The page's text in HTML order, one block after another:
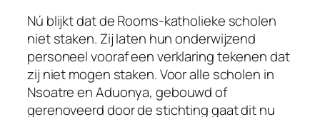
Nú blijkt dat de Rooms-katholieke scholen
niet staken. Zij laten hun onderwijzend
personeel vooraf een verklaring tekenen dat
zij niet mogen staken. Voor alle scholen in
Nsoatre en Aduonya, gebouwd of
gerenoveerd door de stichting gaat dit nu